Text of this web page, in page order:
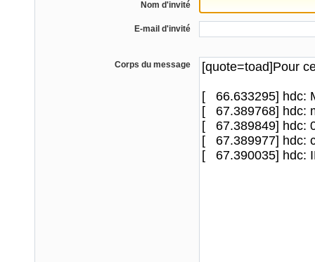
Nom d'invité
E-mail d'invité
Corps du message